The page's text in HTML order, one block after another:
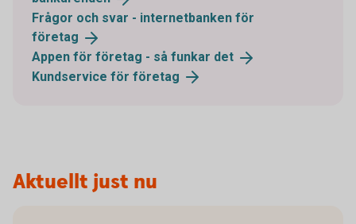
Frågor och svar - internetbanken för
företag
Appen för företag - så funkar det
Kundservice för företag
Aktuellt just nu